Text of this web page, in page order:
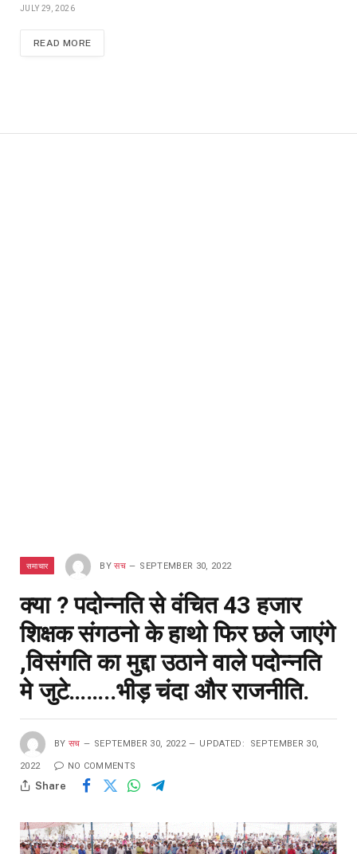
JULY 29, 2026
READ MORE
समाचार BY सच SEPTEMBER 30, 2022
क्या ? पदोन्नति से वंचित 43 हजार
शिक्षक संगठनो के हाथो फिर छले जाएंगे
,विसंगति का मुद्दा उठाने वाले पदोन्नति
मे जुटे……..भीड़ चंदा और राजनीति.
BY सच SEPTEMBER 30, 2022 UPDATED: SEPTEMBER 30,
2022 NO COMMENTS
Share